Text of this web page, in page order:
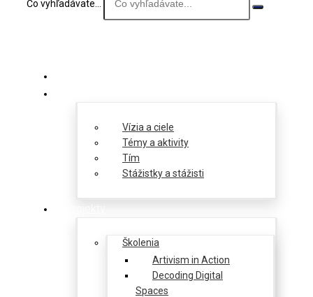
Čo vyhľadávate...
Vízia a ciele
Témy a aktivity
Tím
Stážistky a stážisti
Školenia
Artivism in Action
Decoding Digital
Spaces